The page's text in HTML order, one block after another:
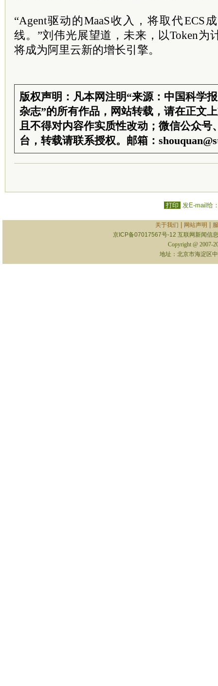
“Agent驱动的MaaS收入，将取代ECS
线。”刘伟光展望道，未来，以Token为
将成为阿里云新的增长引擎。
版权声明：凡本网注明“来源：中国科学
杂志”的所有作品，网站转载，请在正文
且不得对内容作实质性改动；微信公众号
台，转载请联系授权。邮箱：
打印 发E-mail给
关于我们 网站声明
京ICP备07017567号-12 互联网新闻信
Copyright @ 2007-
地址：北京市海淀区